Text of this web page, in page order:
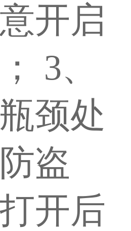
开启
3、
颈处
盗
开后